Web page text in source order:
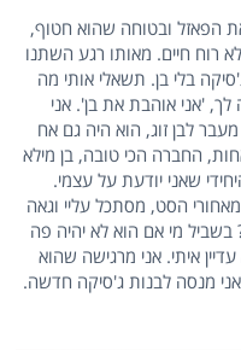
הפאזל ובטוחה שהוא חטוף,
רוח חיים. מאותו רגע השתנו
בלי בן. תשאלי אותי מה
לך, 'אני אוהבת את בן'. אני
לבן זוג, הוא היה גם אח
החברה הכי טובה, בן מילא
שאני יודעת על עצמי.
הסט, מסתכל עליי וגאה
בשביל מי אם הוא לא יהיה פה
איתי. אני מרגישה שהוא
מנסה לבנות ג'סיקה חדשה.